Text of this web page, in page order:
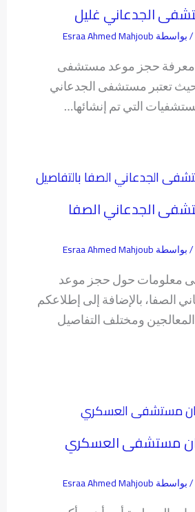
الجدعاني غليل
/ بواسطة Esraa Ahmed Mahjoub
معرفة حجز موعد مستشفى
تعتبر مستشفى الجدعاني
التي تم إنشائها…
الجدعاني الصفا
/ بواسطة Esraa Ahmed Mahjoub
معلومات حول حجز موعد
الصفا، بالإضافة إلى إطلاعكم
المعالجين ومختلف التفاصيل
مستشفى العسكري
/ بواسطة Esraa Ahmed Mahjoub